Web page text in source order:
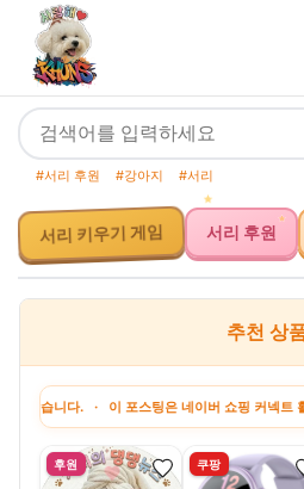
#서리 후원 #강아지 #서리
서리 키우기 게임 서리 후원
추천 상
다. · 이 포스팅은 네이버 쇼핑 커넥트 활동
후원 쿠팡